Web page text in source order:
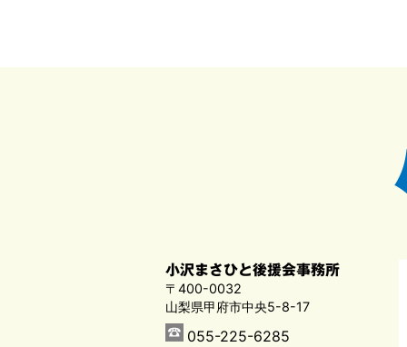
小沢まさひと後援会事務所
〒400-0032
山梨県甲府市中央5-8-17
055-225-6285